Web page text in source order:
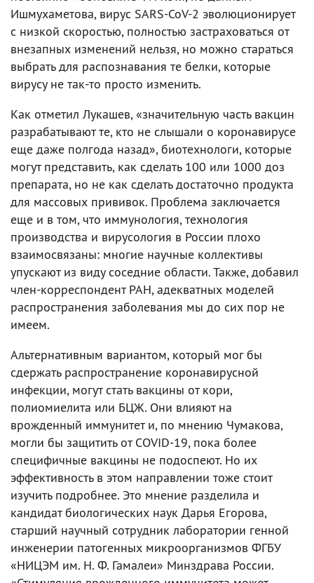
Ишмухаметова, вирус SARS-CoV-2 эволюционирует
с низкой скоростью, полностью застраховаться от
внезапных изменений нельзя, но можно стараться
выбрать для распознавания те белки, которые
вирусу не так-то просто изменить.
Как отметил Лукашев, «значительную часть вакцин
разрабатывают те, кто не слышали о коронавирусе
еще даже полгода назад», биотехнологи, которые
могут представить, как сделать 100 или 1000 доз
препарата, но не как сделать достаточно продукта
для массовых прививок. Проблема заключается
еще и в том, что иммунология, технология
производства и вирусология в России плохо
взаимосвязаны: многие научные коллективы
упускают из виду соседние области. Также, добавил
член-корреспондент РАН, адекватных моделей
распространения заболевания мы до сих пор не
имеем.
Альтернативным вариантом, который мог бы
сдержать распространение коронавирусной
инфекции, могут стать вакцины от кори,
полиомиелита или БЦЖ. Они влияют на
врожденный иммунитет и, по мнению Чумакова,
могли бы защитить от COVID-19, пока более
специфичные вакцины не подоспеют. Но их
эффективность в этом направлении тоже стоит
изучить подробнее. Это мнение разделила и
кандидат биологических наук Дарья Егорова,
старший научный сотрудник лаборатории генной
инженерии патогенных микроорганизмов ФГБУ
«НИЦЭМ им. Н. Ф. Гамалеи» Минздрава России.